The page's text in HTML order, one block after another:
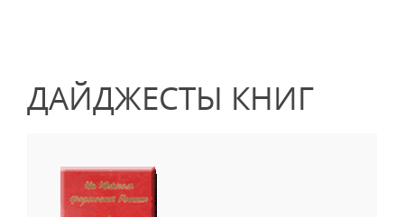
ДАЙДЖЕСТЫ КНИГ